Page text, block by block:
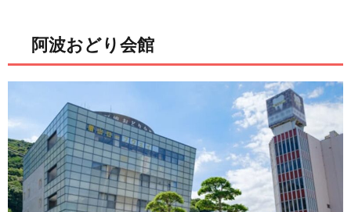
阿波おどり会館